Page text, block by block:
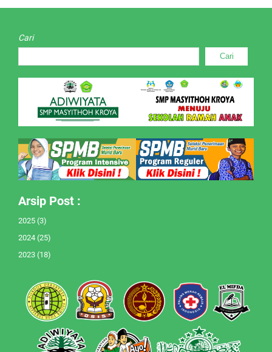
Cari
Cari
Arsip Post :
2025 (3)
2024 (25)
2023 (18)